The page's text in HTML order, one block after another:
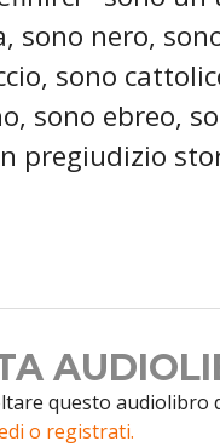
sono nero,
sono
sono ebreo,
pregiudizio
questo audiolibro
o registrati.